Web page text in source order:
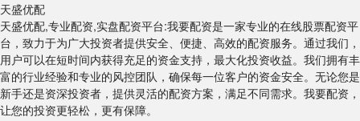
天盛优配
天盛优配,专业配资,实盘配资平台:我要配资是一家专业的在线股票配资平
台，致力于为广大投资者提供安全、便捷、高效的配资服务。通过我们，
用户可以在短时间内获得充足的资金支持，最大化投资收益。我们拥有丰
富的行业经验和专业的风控团队，确保每一位客户的资金安全。无论您是
新手还是资深投资者，提供灵活的配资方案，满足不同需求。我要配资，
让您的投资更轻松，更有保障。